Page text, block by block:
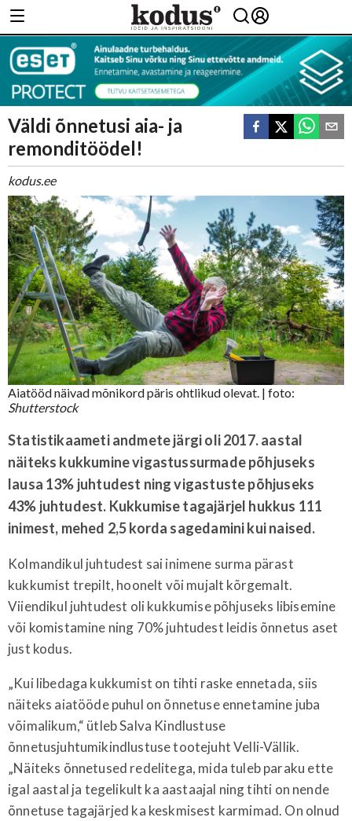
Väldi õnnetusi aia- ja
remonditöödel!
kodus.ee
Aiatööd näivad mõnikord päris ohtlikud olevat. | foto:
Shutterstock
Statistikaameti andmete järgi oli 2017. aastal
näiteks kukkumine vigastussurmade põhjuseks
lausa 13% juhtudest ning vigastuste põhjuseks
43% juhtudest. Kukkumise tagajärjel hukkus 111
inimest, mehed 2,5 korda sagedamini kui naised.
Kolmandikul juhtudest sai inimene surma pärast
kukkumist trepilt, hoonelt või mujalt kõrgemalt.
Viiendikul juhtudest oli kukkumise põhjuseks libisemine
või komistamine ning 70% juhtudest leidis õnnetus aset
just kodus.
„Kui libedaga kukkumist on tihti raske ennetada, siis
näiteks aiatööde puhul on õnnetuse ennetamine juba
võimalikum,“ ütleb Salva Kindlustuse
õnnetusjuhtumikindlustuse tootejuht Velli-Vällik.
„Näiteks õnnetused redelitega, mida tuleb paraku ette
igal aastal ja tegelikult ka aastaajal ning tihti on nende
õnnetuse tagajärjed ka keskmisest karmimad. On olnud